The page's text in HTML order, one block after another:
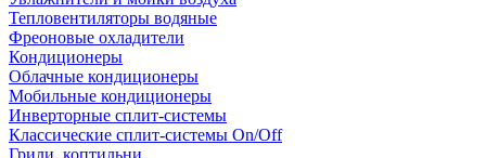
Тепловентиляторы водяные
Фреоновые охладители
Кондиционеры
Облачные кондиционеры
Мобильные кондиционеры
Инверторные сплит-системы
Классические сплит-системы On/Off
Грили, коптильни